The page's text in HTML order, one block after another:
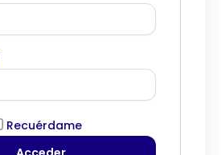
Recuérdame